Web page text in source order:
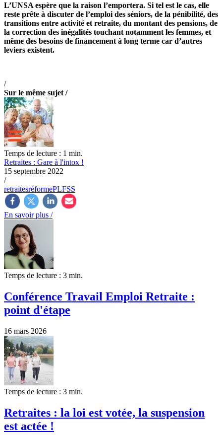
L’UNSA espère que la raison l’emportera. Si tel est le cas, elle
reste prête à discuter de l’emploi des séniors, de la pénibilité, des
transitions entre activité et retraite, du montant des pensions, de
la correction des inégalités touchant notamment les femmes, et
même des besoins de financement à long terme car d’autres
leviers existent.
/
Sur le même sujet /
Temps de lecture : 1 min.
Retraites : Gare à l'intox !
15 septembre 2022
/
retraitesréformePLFSS
En savoir plus /
Temps de lecture : 3 min.
Conférence Travail Emploi Retraite :
point d'étape
16 mars 2026
Temps de lecture : 3 min.
Retraites : la loi est votée, la suspension
est actée !